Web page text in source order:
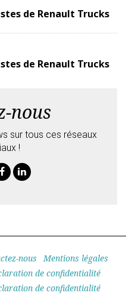
de Renault Trucks
de Renault Trucks
nous
sur tous ces réseaux
!
nous
Mentions légales
de confidentialité
de confidentialité